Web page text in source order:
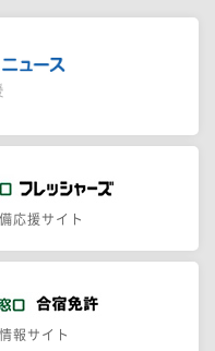
応援サイト
報サイト